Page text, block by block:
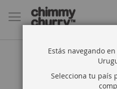
Estás navegando
Selecciona tu país